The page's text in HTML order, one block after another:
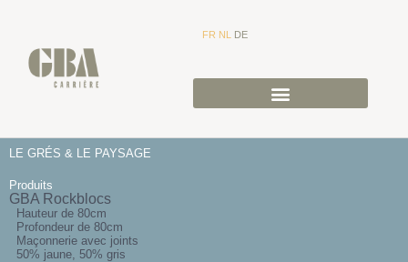
FR NL DE
LE GRÉS & LE PAYSAGE
Produits
GBA Rockblocs
Hauteur de 80cm
Profondeur de 80cm
Maçonnerie avec joints
50% jaune, 50% gris